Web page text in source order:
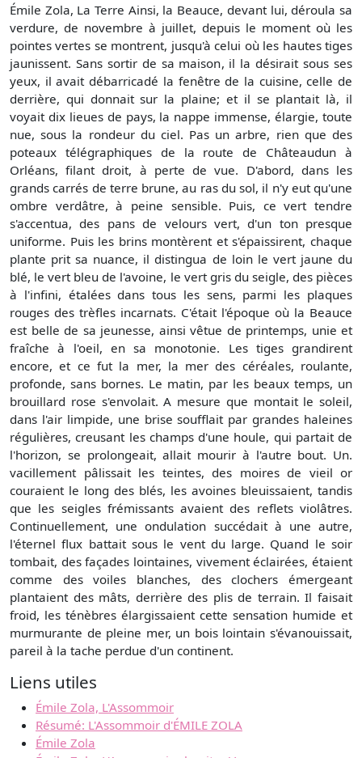
Émile Zola, La Terre Ainsi, la Beauce, devant lui, déroula sa
verdure, de novembre à juillet, depuis le moment où les
pointes vertes se montrent, jusqu'à celui où les hautes tiges
jaunissent. Sans sortir de sa maison, il la désirait sous ses
yeux, il avait débarricadé la fenêtre de la cuisine, celle de
derrière, qui donnait sur la plaine; et il se plantait là, il
voyait dix lieues de pays, la nappe immense, élargie, toute
nue, sous la rondeur du ciel. Pas un arbre, rien que des
poteaux télégraphiques de la route de Châteaudun à
Orléans, filant droit, à perte de vue. D'abord, dans les
grands carrés de terre brune, au ras du sol, il n'y eut qu'une
ombre verdâtre, à peine sensible. Puis, ce vert tendre
s'accentua, des pans de velours vert, d'un ton presque
uniforme. Puis les brins montèrent et s'épaissirent, chaque
plante prit sa nuance, il distingua de loin le vert jaune du
blé, le vert bleu de l'avoine, le vert gris du seigle, des pièces
à l'infini, étalées dans tous les sens, parmi les plaques
rouges des trèfles incarnats. C'était l'époque où la Beauce
est belle de sa jeunesse, ainsi vêtue de printemps, unie et
fraîche à l'oeil, en sa monotonie. Les tiges grandirent
encore, et ce fut la mer, la mer des céréales, roulante,
profonde, sans bornes. Le matin, par les beaux temps, un
brouillard rose s'envolait. A mesure que montait le soleil,
dans l'air limpide, une brise soufflait par grandes haleines
régulières, creusant les champs d'une houle, qui partait de
l'horizon, se prolongeait, allait mourir à l'autre bout. Un.
vacillement pâlissait les teintes, des moires de vieil or
couraient le long des blés, les avoines bleuissaient, tandis
que les seigles frémissants avaient des reflets violâtres.
Continuellement, une ondulation succédait à une autre,
l'éternel flux battait sous le vent du large. Quand le soir
tombait, des façades lointaines, vivement éclairées, étaient
comme des voiles blanches, des clochers émergeant
plantaient des mâts, derrière des plis de terrain. Il faisait
froid, les ténèbres élargissaient cette sensation humide et
murmurante de pleine mer, un bois lointain s'évanouissait,
pareil à la tache perdue d'un continent.
Liens utiles
Émile Zola, L'Assommoir
Résumé: L'Assommoir d'ÉMILE ZOLA
Émile Zola